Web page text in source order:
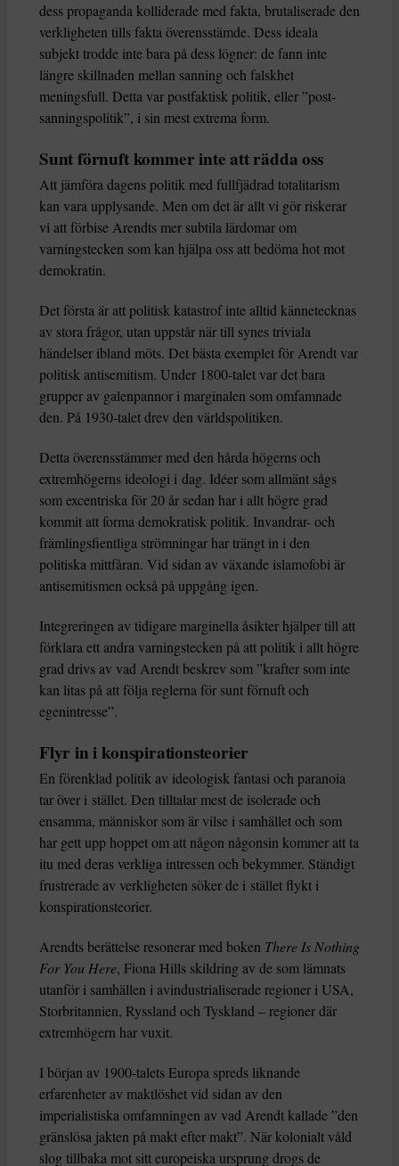
dess propaganda kolliderade med fakta, brutaliserade den
verkligheten tills fakta överensstämde. Dess ideala
subjekt trodde inte bara på dess lögner: de fann inte
längre skillnaden mellan sanning och falskhet
meningsfull. Detta var postfaktisk politik, eller ”post-
sanningspolitik”, i sin mest extrema form.
Sunt förnuft kommer inte att rädda oss
Att jämföra dagens politik med fullfjädrad totalitarism
kan vara upplysande. Men om det är allt vi gör riskerar
vi att förbise Arendts mer subtila lärdomar om
varningstecken som kan hjälpa oss att bedöma hot mot
demokratin.
Det första är att politisk katastrof inte alltid kännetecknas
av stora frågor, utan uppstår när till synes triviala
händelser ibland möts. Det bästa exemplet för Arendt var
politisk antisemitism. Under 1800-talet var det bara
grupper av galenpannor i marginalen som omfamnade
den. På 1930-talet drev den världspolitiken.
Detta överensstämmer med den hårda högerns och
extremhögerns ideologi i dag. Idéer som allmänt sågs
som excentriska för 20 år sedan har i allt högre grad
kommit att forma demokratisk politik. Invandrar- och
främlingsfientliga strömningar har trängt in i den
politiska mittfåran. Vid sidan av växande islamofobi är
antisemitismen också på uppgång igen.
Integreringen av tidigare marginella åsikter hjälper till att
förklara ett andra varningstecken på att politik i allt högre
grad drivs av vad Arendt beskrev som ”krafter som inte
kan litas på att följa reglerna för sunt förnuft och
egenintresse”.
Flyr in i konspirationsteorier
En förenklad politik av ideologisk fantasi och paranoia
tar över i stället. Den tilltalar mest de isolerade och
ensamma, människor som är vilse i samhället och som
har gett upp hoppet om att någon någonsin kommer att ta
itu med deras verkliga intressen och bekymmer. Ständigt
frustrerade av verkligheten söker de i stället flykt i
konspirationsteorier.
Arendts berättelse resonerar med boken There Is Nothing
For You Here, Fiona Hills skildring av de som lämnats
utanför i samhällen i avindustrialiserade regioner i USA,
Storbritannien, Ryssland och Tyskland – regioner där
extremhögern har vuxit.
I början av 1900-talets Europa spreds liknande
erfarenheter av maktlöshet vid sidan av den
imperialistiska omfamningen av vad Arendt kallade ”den
gränslösa jakten på makt efter makt”. När kolonialt våld
slog tillbaka mot sitt europeiska ursprung drogs de